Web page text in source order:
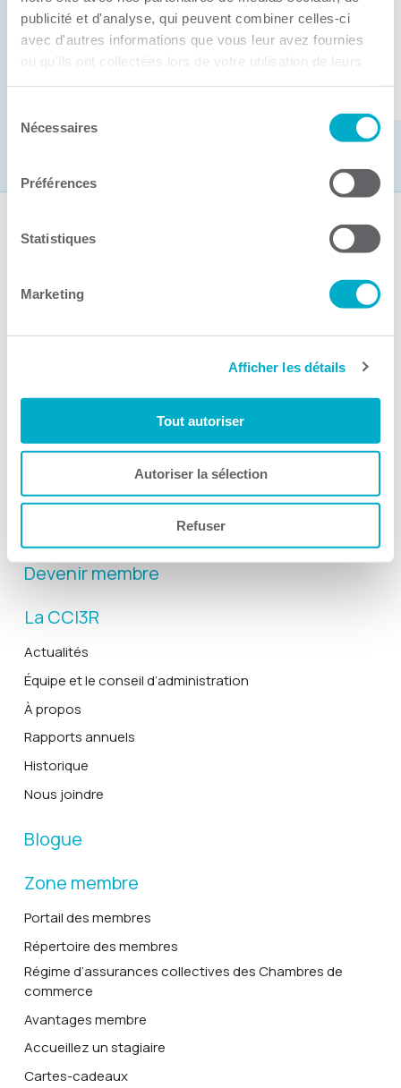
publicité et d'analyse, qui peuvent combiner celles-ci
avec d'autres informations que vous leur avez fournies
ou qu'ils ont collectées lors de votre utilisation de leurs
Nécessaires
Préférences
Statistiques
Marketing
Afficher les détails
Tout autoriser
Autoriser la sélection
Refuser
d’industries de ...
Suivez-nous
Gala Radisson
Solutions RH
Devenir membre
La CCI3R
Actualités
Équipe et le conseil d’administration
À propos
Rapports annuels
Historique
Nous joindre
Blogue
Zone membre
Portail des membres
Répertoire des membres
Régime d’assurances collectives des Chambres de
commerce
Avantages membre
Accueillez un stagiaire
Cartes-cadeaux